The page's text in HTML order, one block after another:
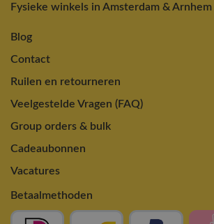
Fysieke winkels in Amsterdam & Arnhem
Blog
Contact
Ruilen en retourneren
Veelgestelde Vragen (FAQ)
Group orders & bulk
Cadeaubonnen
Vacatures
Betaalmethoden